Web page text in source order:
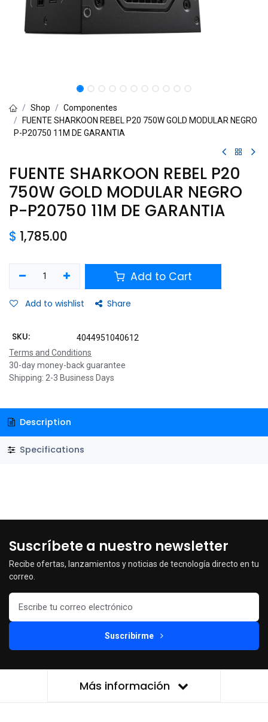
Shop
Componentes
FUENTE SHARKOON REBEL P20 750W GOLD MODULAR NEGRO
P-P20750 11M DE GARANTIA
FUENTE SHARKOON REBEL P20
750W GOLD MODULAR NEGRO
P-P20750 11M DE GARANTIA
$ 1,785.00
Add to Cart
Add to wishlist Share
SKU:
4044951040612
Terms and Conditions
30-day money-back guarantee
Shipping: 2-3 Business Days
Description
Specifications
Suscríbete a nuestro newsletter
Recibe ofertas, lanzamientos y noticias de tecnología directo en tu
correo.
Suscribirme
Más información